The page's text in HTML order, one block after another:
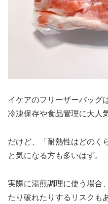
イケアのフリーザーバッグ
冷凍保存や食品管理に大人
だけど、「耐熱性はどのく
と気になる方も多いはず。
実際に湯煎調理に使う場合
たり破れたりするリスクも